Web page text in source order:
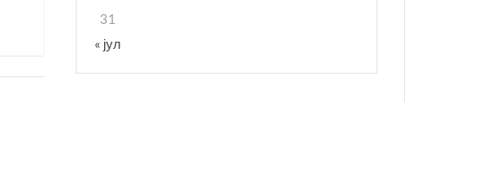
31
« јул